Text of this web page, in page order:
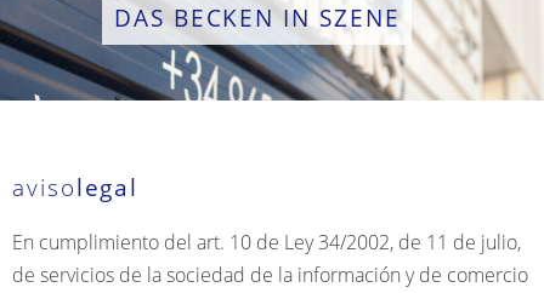
DAS BECKEN IN SZENE
avisolegal
En cumplimiento del art. 10 de Ley 34/2002, de 11 de julio,
de servicios de la sociedad de la información y de comercio